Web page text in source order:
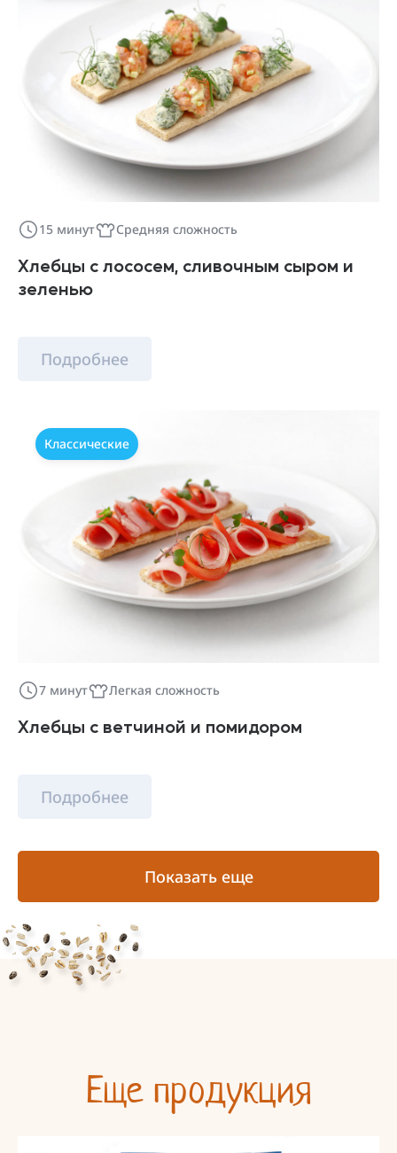
15 минут Средняя сложность
Хлебцы с лососем, сливочным сыром и
зеленью
Подробнее
Классические
7 минут Легкая сложность
Хлебцы с ветчиной и помидором
Подробнее
Показать еще
Еще продукция